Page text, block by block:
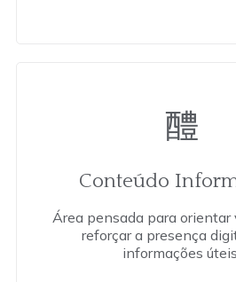
Conteúdo
Área pensada para
reforçar a presença
informações